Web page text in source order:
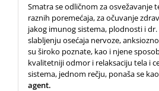
Smatra se odličnom za osvežavanje
raznih poremećaja, za očuvanje
jakog imunog sistema, plodnosti i
slabljenju osećaja nervoze,
su široko poznate, kao i njene
kvalitetniji odmor i relaksaciju tela i
sistema, jednom rečju, ponaša se kao
agent.